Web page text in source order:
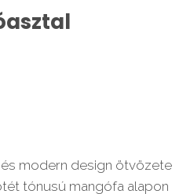
és modern design ötvözete
tónusú mangófa alapon